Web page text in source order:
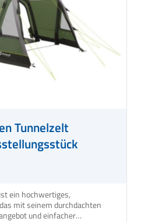
Tunnelzelt
ein hochwertiges,
mit seinem durchdachten
und einfacher